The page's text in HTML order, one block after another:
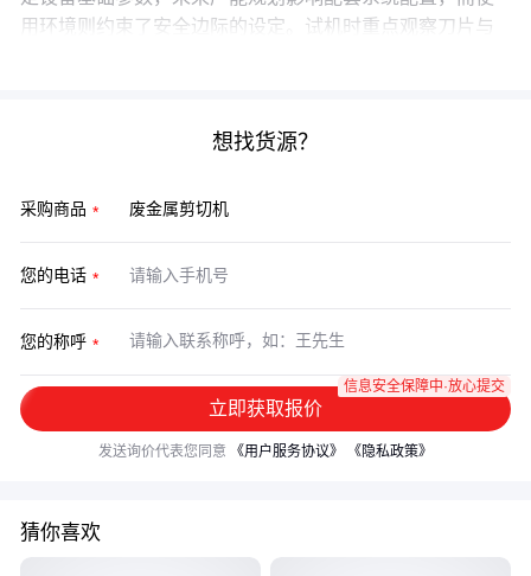
用环境则约束了安全边际的设定。试机时重点观察刀片与
想找货源？
采购商品
您的电话
您的称呼
立即获取报价
信息安全保障中·放心提交
发送询价代表您同意 《用户服务协议》 《隐私政策》
猜你喜欢